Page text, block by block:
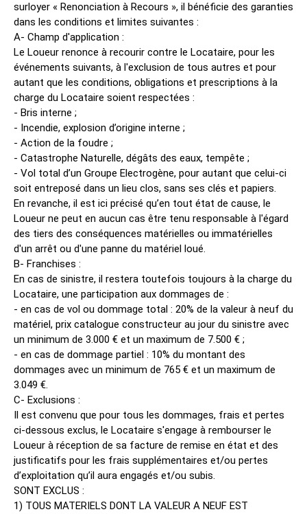
surloyer « Renonciation à Recours », il bénéficie des garanties
dans les conditions et limites suivantes :
A- Champ d'application :
Le Loueur renonce à recourir contre le Locataire, pour les
événements suivants, à l'exclusion de tous autres et pour
autant que les conditions, obligations et prescriptions à la
charge du Locataire soient respectées :
- Bris interne ;
- Incendie, explosion d’origine interne ;
- Action de la foudre ;
- Catastrophe Naturelle, dégâts des eaux, tempête ;
- Vol total d’un Groupe Electrogène, pour autant que celui-ci
soit entreposé dans un lieu clos, sans ses clés et papiers.
En revanche, il est ici précisé qu’en tout état de cause, le
Loueur ne peut en aucun cas être tenu responsable à l'égard
des tiers des conséquences matérielles ou immatérielles
d'un arrêt ou d'une panne du matériel loué.
B- Franchises :
En cas de sinistre, il restera toutefois toujours à la charge du
Locataire, une participation aux dommages de :
- en cas de vol ou dommage total : 20% de la valeur à neuf du
matériel, prix catalogue constructeur au jour du sinistre avec
un minimum de 3.000 € et un maximum de 7.500 € ;
- en cas de dommage partiel : 10% du montant des
dommages avec un minimum de 765 € et un maximum de
3.049 €.
C- Exclusions :
Il est convenu que pour tous les dommages, frais et pertes
ci-dessous exclus, le Locataire s'engage à rembourser le
Loueur à réception de sa facture de remise en état et des
justificatifs pour les frais supplémentaires et/ou pertes
d’exploitation qu’il aura engagés et/ou subis.
SONT EXCLUS :
1) TOUS MATERIELS DONT LA VALEUR A NEUF EST